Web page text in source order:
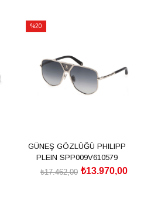
%20
GÜNEŞ GÖZLÜĞÜ PHILIPP
PLEIN SPP009V610579
₺13.970,00
₺17.462,00